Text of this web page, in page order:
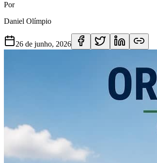
Por
Daniel Olímpio
26 de junho, 2026